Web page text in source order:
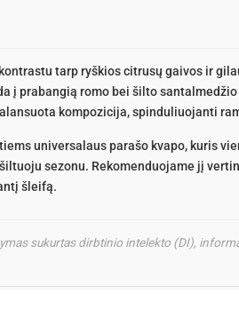
tarp ryškios citrusų gaivos ir
į prabangią romo bei šilto
kompozicija, spinduliuojanti
universalaus parašo kvapo, kuris
sezonu. Rekomenduojame jį
šleifą.
sukurtas dirbtinio intelekto (DI),